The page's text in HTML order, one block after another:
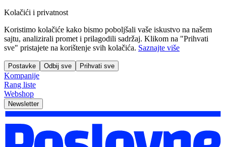
Kolačići i privatnost
Koristimo kolačiće kako bismo poboljšali vaše iskustvo na našem
sajtu, analizirali promet i prilagodili sadržaj. Klikom na "Prihvati
sve" pristajete na korištenje svih kolačića. Saznajte više
Postavke Odbij sve Prihvati sve
Kompanije
Rang liste
Webshop
Newsletter